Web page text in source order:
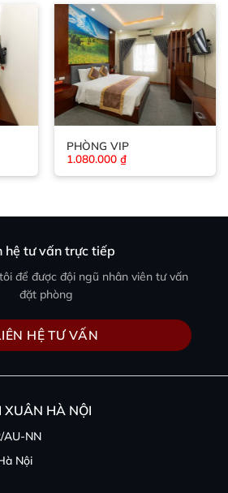
PHÒNG VIP
1.080.000 ₫
hệ tư vấn trực tiếp
để được đội ngũ nhân viên tư vấn
đặt phòng
HỆ TƯ VẤN
XUÂN HÀ NỘI
AU-NN
Nội